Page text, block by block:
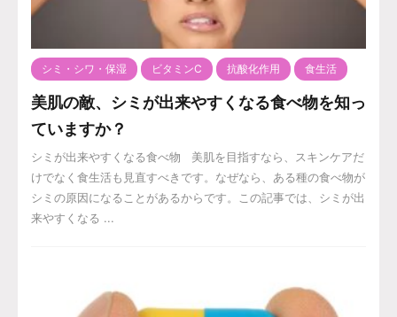
シミ・シワ・保湿 ビタミンC 抗酸化作用 食生活
美肌の敵、シミが出来やすくなる食べ物を知っ
ていますか？
シミが出来やすくなる食べ物 美肌を目指すなら、スキンケアだ
けでなく食生活も見直すべきです。なぜなら、ある種の食べ物が
シミの原因になることがあるからです。この記事では、シミが出
来やすくなる ...